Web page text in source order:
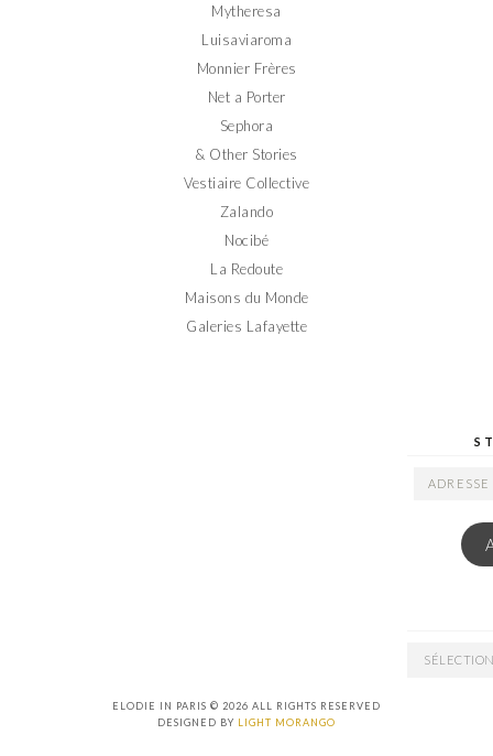
Mytheresa
Luisaviaroma
Monnier Frères
Net a Porter
Sephora
& Other Stories
Vestiaire Collective
Zalando
Nocibé
La Redoute
Maisons du Monde
Galeries Lafayette
ADRESSE
ARCHIVES
ELODIE IN PARIS © 2026 ALL RIGHTS RESERVED
DESIGNED BY LIGHT MORANGO